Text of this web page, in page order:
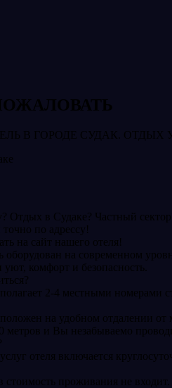
В ГОРОДЕ СУДАК. ОТДЫХ
в Судаке? Частный
по адрессу!
на сайт нашего отеля!
оборудован на современном
уют, комфорт и безопасность.
2-4 местными номерами
на удобном отдалении
метров и Вы незабываемо
отеля включается
стоимость проживания не входит.